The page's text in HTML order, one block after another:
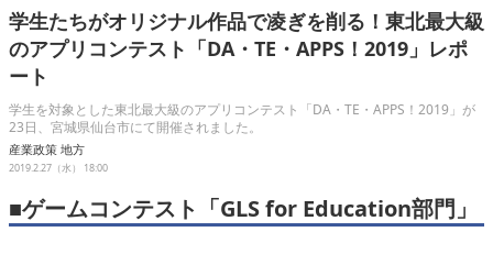
企業動向
人材育成
産業政策
連載
イベント/セミナー
学生たちがオリジナル作品で凌ぎを削る！東北最大級
のアプリコンテスト「DA・TE・APPS！2019」レポ
ート
学生を対象とした東北最大級のアプリコンテスト「DA・TE・APPS！2019」が
23日、宮城県仙台市にて開催されました。
産業政策 地方
2019.2.27（水） 18:00
■ゲームコンテスト「GLS for Education部門」